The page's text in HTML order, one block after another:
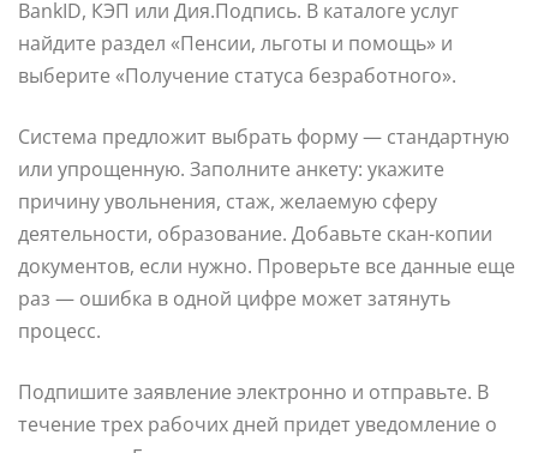
BankID, КЭП или Дия.Подпись. В каталоге услуг
найдите раздел «Пенсии, льготы и помощь» и
выберите «Получение статуса безработного».
Система предложит выбрать форму — стандартную
или упрощенную. Заполните анкету: укажите
причину увольнения, стаж, желаемую сферу
деятельности, образование. Добавьте скан-копии
документов, если нужно. Проверьте все данные еще
раз — ошибка в одной цифре может затянуть
процесс.
Подпишите заявление электронно и отправьте. В
течение трех рабочих дней придет уведомление о